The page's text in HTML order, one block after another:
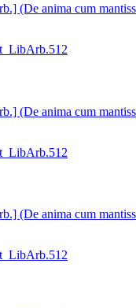
(De anima cum
(De anima cum
(De anima cum